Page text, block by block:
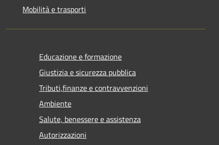
Mobilità e trasporti
Educazione e formazione
Giustizia e sicurezza pubblica
Tributi,finanze e contravvenzioni
Ambiente
Salute, benessere e assistenza
Autorizzazioni